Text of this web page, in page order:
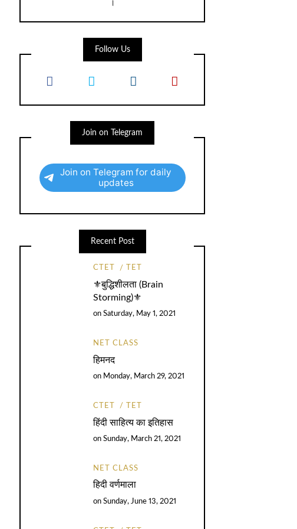
।
Follow Us
Join on Telegram
Join on Telegram for daily
updates
Recent Post
CTET TET
⚜️बुद्धिशीलता (Brain
Storming)⚜️
on Saturday, May 1, 2021
NET CLASS
हिमनद
on Monday, March 29, 2021
CTET TET
हिंदी साहित्य का इतिहास
on Sunday, March 21, 2021
NET CLASS
हिदी वर्णमाला
on Sunday, June 13, 2021